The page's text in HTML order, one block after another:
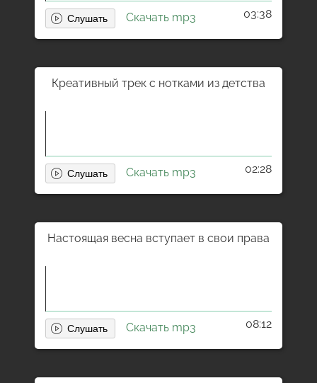
Скачать mp3 03:38
Креативный трек с нотками из детства
Скачать mp3 02:28
Настоящая весна вступает в свои права
Скачать mp3 08:12